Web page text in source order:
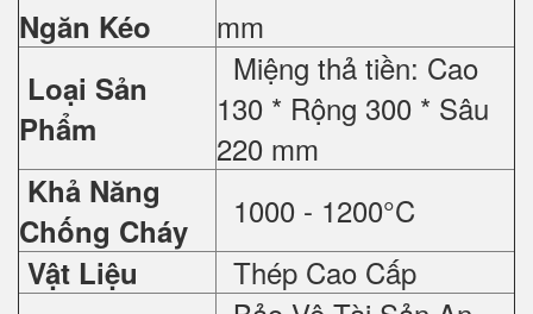
Ngăn Kéo
mm
Loại Sản
Phẩm
Miệng thả tiền: Cao
130 * Rộng 300 * Sâu
220 mm
Khả Năng
Chống Cháy
1000 - 1200°C
Vật Liệu Thép Cao Cấp